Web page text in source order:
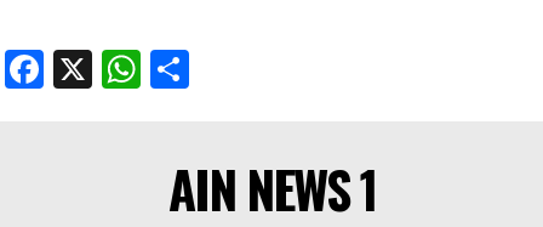
Facebook
X WhatsApp
AIN NEWS 1